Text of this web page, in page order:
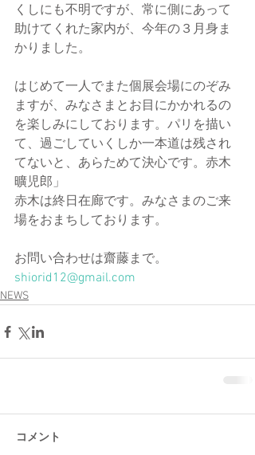
くしにも不明ですが、常に側にあって
助けてくれた家内が、今年の３月身ま
かりました。
はじめて一人でまた個展会場にのぞみ
ますが、みなさまとお目にかかれるの
を楽しみにしております。パリを描い
て、過ごしていくしか一本道は残され
てないと、あらためて決心です。赤木
曠児郎」
赤木は終日在廊です。みなさまのご来
場をおまちしております。
お問い合わせは齋藤まで。
shiorid12@gmail.com
NEWS
コメント